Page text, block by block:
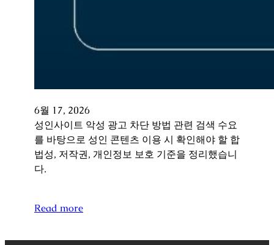
6월 17, 2026
성인사이트 악성 광고 차단 방법 관련 검색 수요
를 바탕으로 성인 콘텐츠 이용 시 확인해야 할 합
법성, 저작권, 개인정보 보호 기준을 정리했습니
다.
Read more